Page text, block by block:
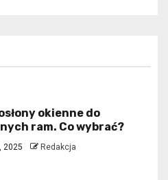
okienne do
ram. Co wybrać?
2025 Redakcja